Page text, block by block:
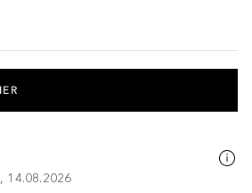
14.08.2026